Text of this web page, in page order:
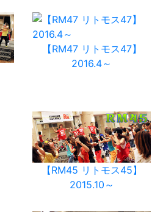
【RM47 リトモス47】
2016.4～
【RM45 リトモス45】
2015.10～